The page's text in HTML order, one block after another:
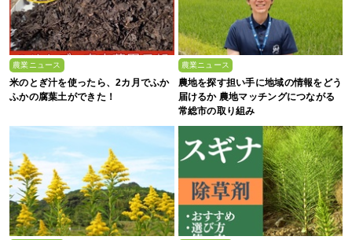
農業ニュース
米のとぎ汁を使ったら、2カ月でふか
ふかの腐葉土ができた！
農業ニュース
農地を探す担い手に地域の情報をどう
届けるか 農地マッチングにつながる
常総市の取り組み